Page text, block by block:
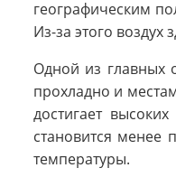
географическим
Из-за этого воздух
Одной из главных
прохладно и
достигает
становится менее
температуры.